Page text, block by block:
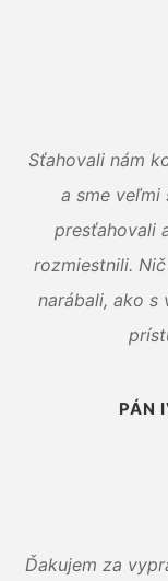
Sťahovali nám
a sme veľmi
presťahovali
rozmiestnili.
narábali, ako s
PÁN
Ďakujem za